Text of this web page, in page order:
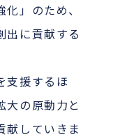
」のため、
出に貢献する
支援するほ
大の原動力と
献していきま